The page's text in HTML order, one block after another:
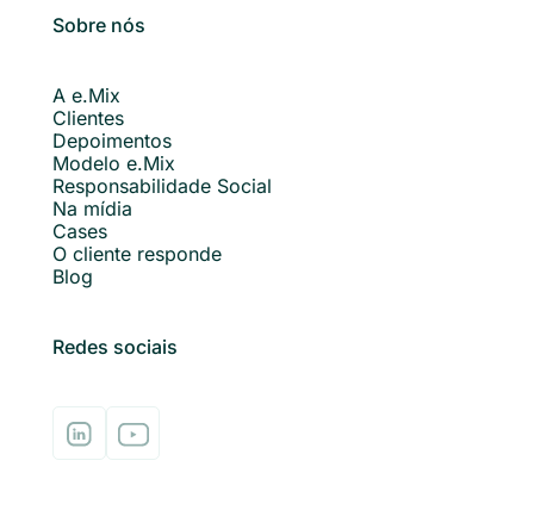
Sobre nós
A e.Mix
Clientes
Depoimentos
Modelo e.Mix
Responsabilidade Social
Na mídia
Cases
O cliente responde
Blog
Redes sociais